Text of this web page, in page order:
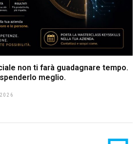
non ti farà guadagnare tempo.
meglio.